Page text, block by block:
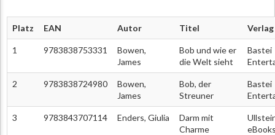
Platz EAN Autor Titel Verlag
1 9783838753331
Bowen,
James
Bob und wie er
die Welt sieht
Bastei
2 9783838724980
Bowen,
James
Bob, der
Streuner
Bastei
3 9783843707114 Enders, Giulia
Darm mit
Charme